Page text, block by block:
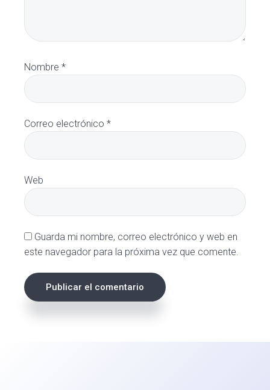
Nombre*
Correo electrónico*
Web
Guarda mi nombre, correo electrónico y web en
este navegador para la próxima vez que comente.